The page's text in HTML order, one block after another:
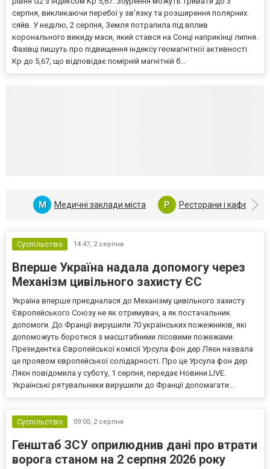
серпня, викликаючи перебої у зв'язку та розширення полярних
сяйв. У неділю, 2 серпня, Земля потрапила під вплив
коронального викиду маси, який стався на Сонці наприкінці липня.
Фахівці пишуть про підвищення індексу геомагнітної активності
Kp до 5,67, що відповідає помірній магнітній б...
М Медичні заклади міста Р Ресторани і кафе
Суспільство 14:47, 2 серпня
Вперше Україна надала допомогу через
Механізм цивільного захисту ЄС
Україна вперше приєдналася до Механізму цивільного захисту
Європейського Союзу не як отримувач, а як постачальник
допомоги. До Франції вирушили 70 українських пожежників, які
допоможуть боротися з масштабними лісовими пожежами.
Президентка Європейської комісії Урсула фон дер Ляєн назвала
це проявом європейської солідарності. Про це Урсула фон дер
Ляєн повідомила у суботу, 1 серпня, передає Новини.LIVE.
Українські рятувальники вирушили до Франції допомагати...
Суспільство 09:00, 2 серпня
Генштаб ЗСУ оприлюднив дані про втрати
ворога станом на 2 серпня 2026 року